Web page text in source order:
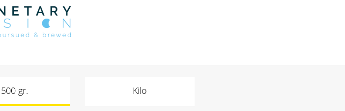
500 gr. Kilo